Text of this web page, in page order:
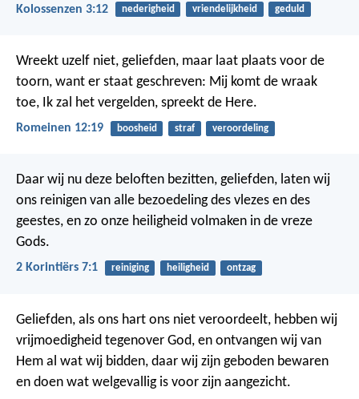
Kolossenzen 3:12 nederigheid vriendelijkheid geduld
Wreekt uzelf niet, geliefden, maar laat plaats voor de
toorn, want er staat geschreven: Mij komt de wraak
toe, Ik zal het vergelden, spreekt de Here.
Romeinen 12:19 boosheid straf veroordeling
Daar wij nu deze beloften bezitten, geliefden, laten wij
ons reinigen van alle bezoedeling des vlezes en des
geestes, en zo onze heiligheid volmaken in de vreze
Gods.
2 Korintiërs 7:1 reiniging heiligheid ontzag
Geliefden, als ons hart ons niet veroordeelt, hebben wij
vrijmoedigheid tegenover God, en ontvangen wij van
Hem al wat wij bidden, daar wij zijn geboden bewaren
en doen wat welgevallig is voor zijn aangezicht.